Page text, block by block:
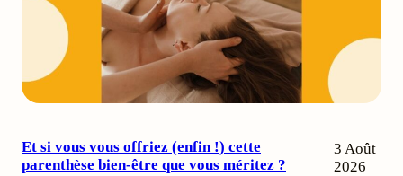
Et si vous vous offriez (enfin !) cette
parenthèse bien-être que vous méritez ?
3 Août
2026